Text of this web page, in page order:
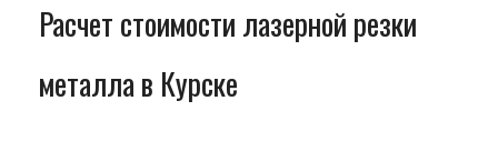
Расчет стоимости лазерной резки
металла в Курске